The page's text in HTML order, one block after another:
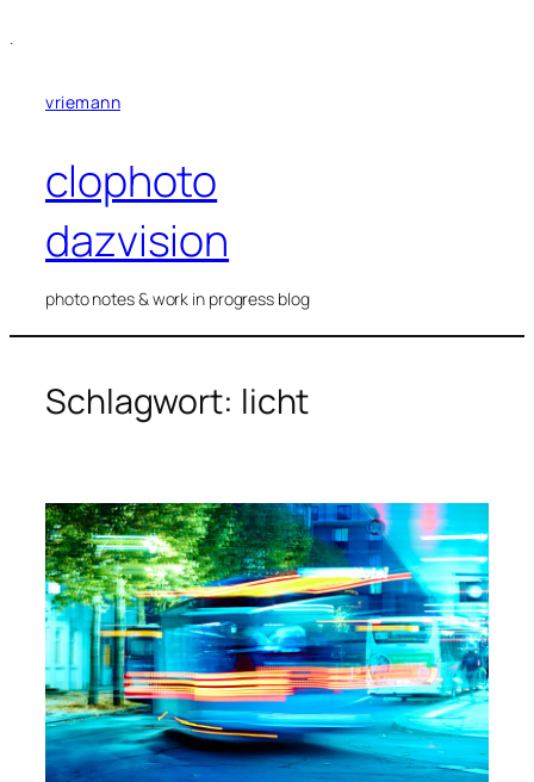
Inhalt
.
vriemann
clophoto
dazvision
photo notes & work in progress blog
Schlagwort: licht